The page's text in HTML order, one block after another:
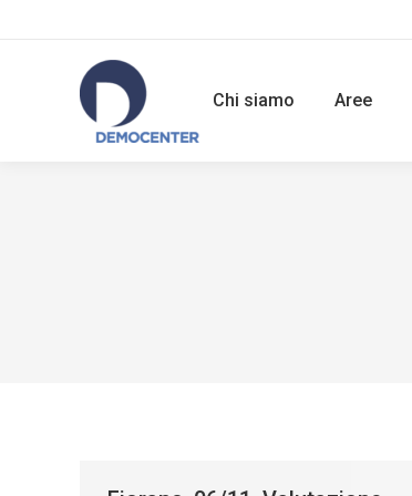
Chi siamo Aree